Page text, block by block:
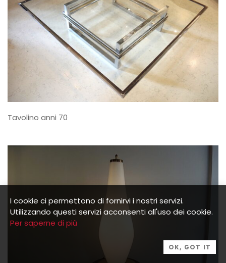
Tavolino anni 70
I cookie ci permettono di fornirvi i nostri servizi.
Utilizzando questi servizi acconsenti all'uso dei cookie.
Per saperne di più
OK, GOT IT